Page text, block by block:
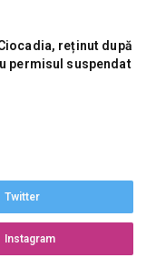
reținut după
permisul suspendat
Twitter
Instagram